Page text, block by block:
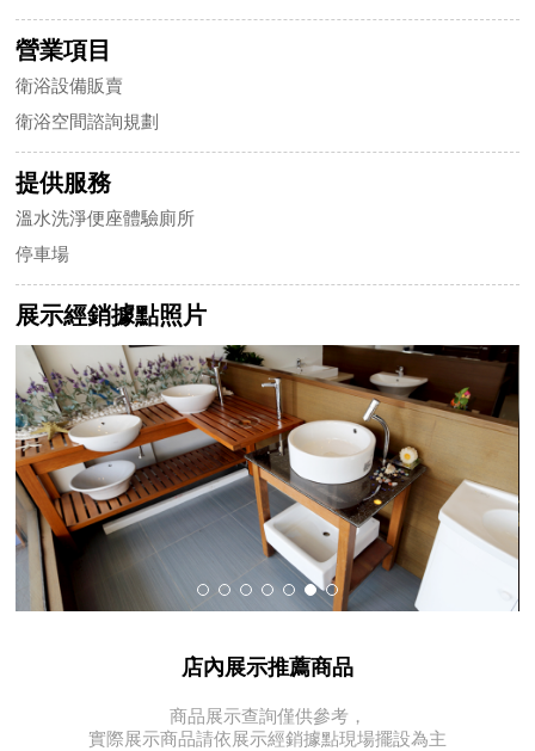
營業項目
衛浴設備販賣
衛浴空間諮詢規劃
提供服務
溫水洗淨便座體驗廁所
停車場
展示經銷據點照片
店內展示推薦商品
商品展示查詢僅供參考，
實際展示商品請依展示經銷據點現場擺設為主